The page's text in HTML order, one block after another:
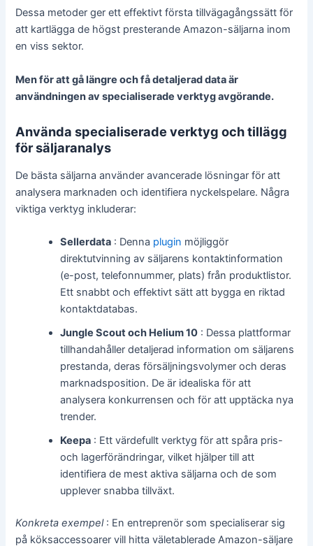
Dessa metoder ger ett effektivt första tillvägagångssätt för
att kartlägga de högst presterande Amazon-säljarna inom
en viss sektor.
Men för att gå längre och få detaljerad data är
användningen av specialiserade verktyg avgörande.
Använda specialiserade verktyg och tillägg
för säljaranalys
De bästa säljarna använder avancerade lösningar för att
analysera marknaden och identifiera nyckelspelare. Några
viktiga verktyg inkluderar:
Sellerdata : Denna plugin möjliggör
direktutvinning av säljarens kontaktinformation
(e-post, telefonnummer, plats) från produktlistor.
Ett snabbt och effektivt sätt att bygga en riktad
kontaktdatabas.
Jungle Scout och Helium 10 : Dessa plattformar
tillhandahåller detaljerad information om säljarens
prestanda, deras försäljningsvolymer och deras
marknadsposition. De är idealiska för att
analysera konkurrensen och för att upptäcka nya
trender.
Keepa : Ett värdefullt verktyg för att spåra pris-
och lagerförändringar, vilket hjälper till att
identifiera de mest aktiva säljarna och de som
upplever snabba tillväxt.
Konkreta exempel: En entreprenör som specialiserar sig
på köksaccessoarer vill hitta väletablerade Amazon-säljare